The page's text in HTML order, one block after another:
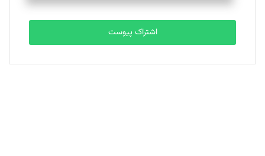
تحریریه
بابک نقاش
تحریریه
اشتراک پیوست